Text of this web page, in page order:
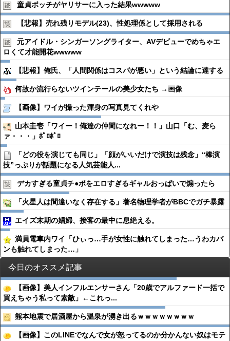
童貞ボッチがヤリサーに入った結果wwwww
【悲報】売れ残りモデル(23)、性処理係として採用される
元アイドル・シンガーソングライター、AVデビューでめちゃエ
ロくて才能開花wwwww
【悲報】俺氏、「人間関係はコスパが悪い」という結論に達する
何故か流行らないツインテールの美少女たち →画像
【画像】ワイが撮った渾身の写真見てくれや
山本圭壱「ワイー！俺達の仲間になれー！！」山口「む、麦ら
ァ・・・」ﾎﾟﾛﾎﾟﾛ
「どの役を演じても同じ」「顔がいいだけで演技は残念」“棒演
技”っぷりが話題になる人気芸能人...
デカすぎる童貞チ●︎ポをエロすぎるギャルおっぱいで煽ったら
「火星人は間違いなく存在する」著名物理学者がBBCでガチ暴露
エイズ末期の娼婦、接客の最中に息絶える。
満員電車内ワイ「ひぃっ…手が女性に触れてしまった…うわカバ
ンも触れてしまった…」
今日のオススメ記事
【画像】美人インフルエンサーさん「20歳でアルファード一括で
買えちゃう私って素敵」←これっ...
熊本地震で居酒屋から温泉が湧き出るｗｗｗｗｗｗｗｗ
【画像】このLINEでなんで女が怒ってるのか分かんない奴はモテ